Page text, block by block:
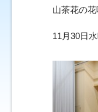
山茶花の
11月30日